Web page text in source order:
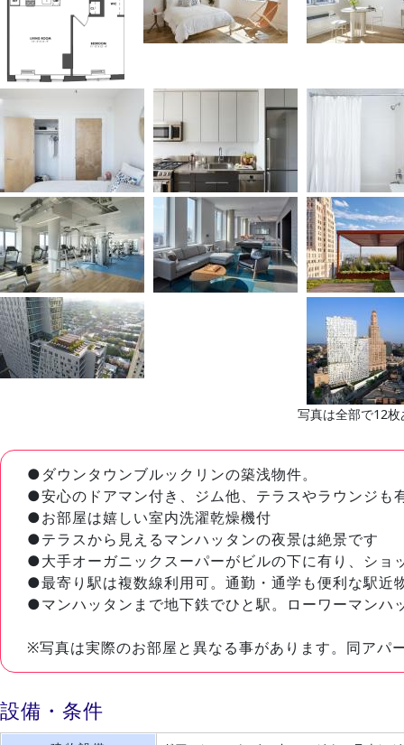
写真は全部で12
●ダウンタウンブルックリンの築浅物件。
●安心のドアマン付き、ジム他、テラスやラウンジも
●お部屋は嬉しい室内洗濯乾燥機付
●テラスから見えるマンハッタンの夜景は絶景です
●大手オーガニックスーパーがビルの下に有り、ショ
●最寄り駅は複数線利用可。通勤・通学も便利な駅近
●マンハッタンまで地下鉄でひと駅。ローワーマンハ
※写真は実際のお部屋と異なる事があります。同アパ
設備・条件